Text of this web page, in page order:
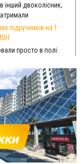
інший двоколісник,
підручників на 1
просто в полі:
оголосили
озера
загинули
на 600 тисяч за
вимкнення